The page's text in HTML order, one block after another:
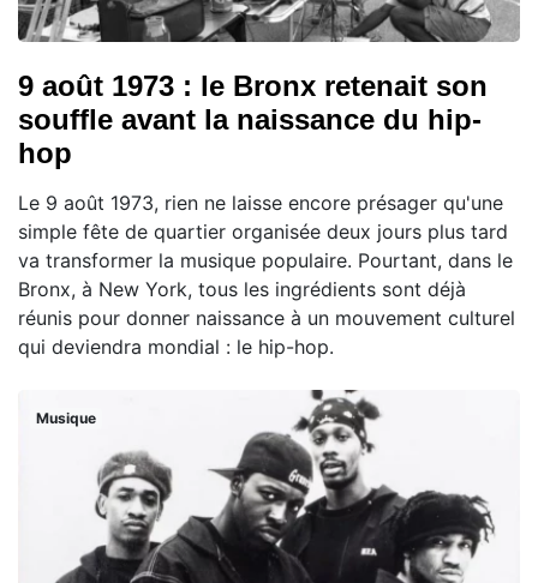
9 août 1973 : le Bronx retenait son
souffle avant la naissance du hip-
hop
Le 9 août 1973, rien ne laisse encore présager qu'une
simple fête de quartier organisée deux jours plus tard
va transformer la musique populaire. Pourtant, dans le
Bronx, à New York, tous les ingrédients sont déjà
réunis pour donner naissance à un mouvement culturel
qui deviendra mondial : le hip-hop.
Musique